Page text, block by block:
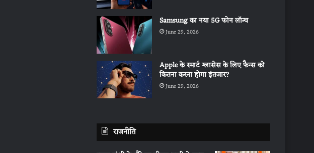
Samsung का नया 5G फोन लॉन्च
June 29, 2026
Apple के स्मार्ट ग्लासेस के लिए फैन्स को
कितना करना होगा इंतजार?
June 29, 2026
राजनीति